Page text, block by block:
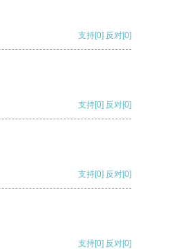
支持[0] 反对[0]
支持[0] 反对[0]
支持[0] 反对[0]
支持[0] 反对[0]